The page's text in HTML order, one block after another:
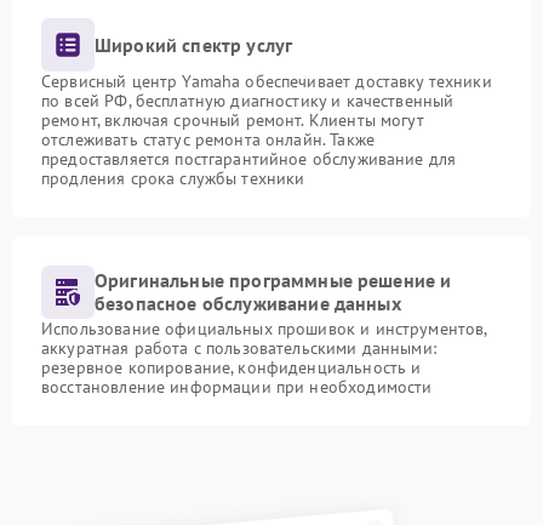
Широкий спектр услуг
Сервисный центр Yamaha обеспечивает доставку техники
по всей РФ, бесплатную диагностику и качественный
ремонт, включая срочный ремонт. Клиенты могут
отслеживать статус ремонта онлайн. Также
предоставляется постгарантийное обслуживание для
продления срока службы техники
Оригинальные программные решение и
безопасное обслуживание данных
Использование официальных прошивок и инструментов,
аккуратная работа с пользовательскими данными:
резервное копирование, конфиденциальность и
восстановление информации при необходимости